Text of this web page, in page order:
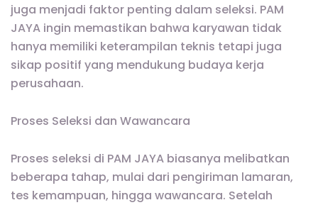
juga menjadi faktor penting dalam seleksi. PAM
JAYA ingin memastikan bahwa karyawan tidak
hanya memiliki keterampilan teknis tetapi juga
sikap positif yang mendukung budaya kerja
perusahaan.
Proses Seleksi dan Wawancara
Proses seleksi di PAM JAYA biasanya melibatkan
beberapa tahap, mulai dari pengiriman lamaran,
tes kemampuan, hingga wawancara. Setelah